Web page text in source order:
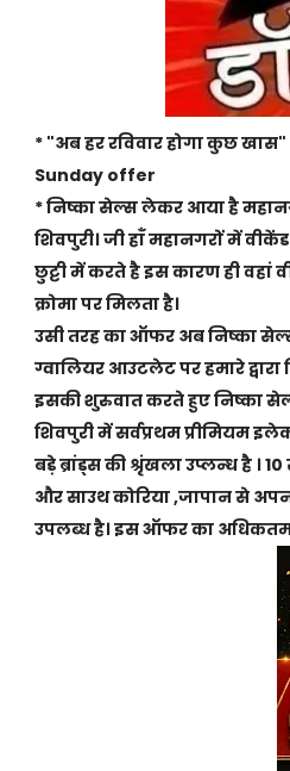
* "अब हर रविवार होगाकुछ खास"
Sunday offer
* निष्का सेल्स लेकर आया है
शिवपुरी। जी हाँ महानगरों में
छुट्टी में करते है इस कारण ही
क्रोमा पर मिलता है।
उसी तरह का ऑफर अब निष्का
ग्वालियर आउटलेट पर हमारे द्वारा
इसकी शुरुवात करते हुए निष्का
शिवपुरी में सर्वप्रथम प्रीमियम
बड़े ब्रांड्स की श्रृंखला उप्लन्ध है
और साउथ कोरिया ,जापान से
उपलब्ध है।इस ऑफर का अधिकतम